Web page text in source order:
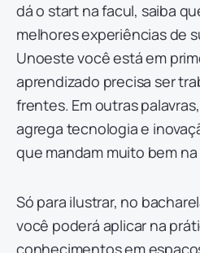
dá o start na facul, saiba
melhores experiências de
Unoeste você está em
aprendizado precisa ser
frentes. Em outras
agrega tecnologia e
que mandam muito bem na
Só para ilustrar, no
você poderá aplicar na